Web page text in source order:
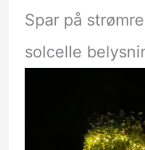
Spar på
solcelle